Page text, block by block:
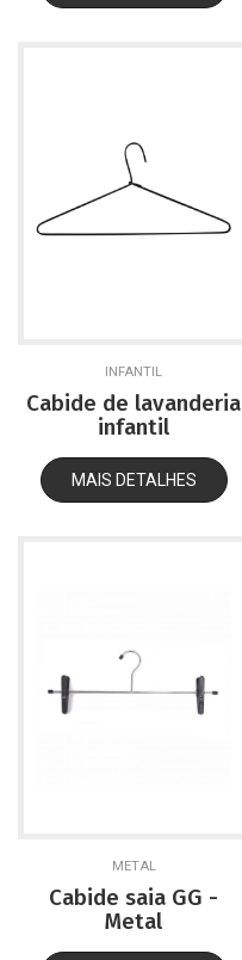
INFANTIL
Cabide de lavanderia
infantil
MAIS DETALHES
METAL
Cabide saia GG -
Metal